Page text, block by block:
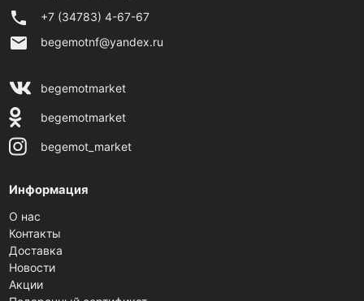
phone +7 (34783) 4-67-67
email begemotnf@yandex.ru
begemotmarket
begemotmarket
begemot_market
Информация
О нас
Контакты
Доставка
Новости
Акции